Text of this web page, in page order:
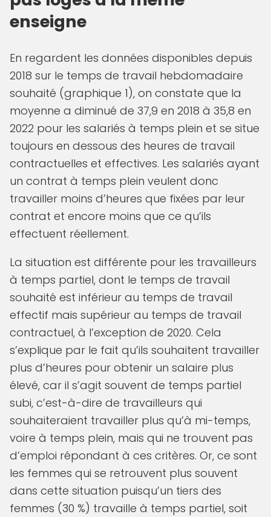
enseigne
En regardent les données disponibles depuis
2018 sur le temps de travail hebdomadaire
souhaité (graphique 1), on constate que la
moyenne a diminué de 37,9 en 2018 à 35,8 en
2022 pour les salariés à temps plein et se situe
toujours en dessous des heures de travail
contractuelles et effectives. Les salariés ayant
un contrat à temps plein veulent donc
travailler moins d’heures que fixées par leur
contrat et encore moins que ce qu’ils
effectuent réellement.
La situation est différente pour les travailleurs
à temps partiel, dont le temps de travail
souhaité est inférieur au temps de travail
effectif mais supérieur au temps de travail
contractuel, à l’exception de 2020. Cela
s’explique par le fait qu’ils souhaitent travailler
plus d’heures pour obtenir un salaire plus
élevé, car il s’agit souvent de temps partiel
subi, c’est-à-dire de travailleurs qui
souhaiteraient travailler plus qu’à mi-temps,
voire à temps plein, mais qui ne trouvent pas
d’emploi répondant à ces critères. Or, ce sont
les femmes qui se retrouvent plus souvent
dans cette situation puisqu’un tiers des
femmes (30 %) travaille à temps partiel, soit